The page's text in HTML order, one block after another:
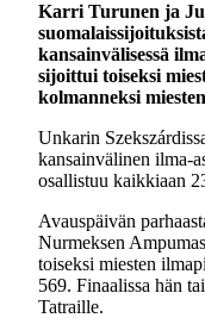
Karri Turunen ja
kansainvälisessä
sijoittui toiseksi
kolmanneksi
Unkarin
kansainvälinen ilma-
osallistuu kaikkiaan
Avauspäivän
Nurmeksen
toiseksi miesten
569. Finaalissa hän
Tatraille.